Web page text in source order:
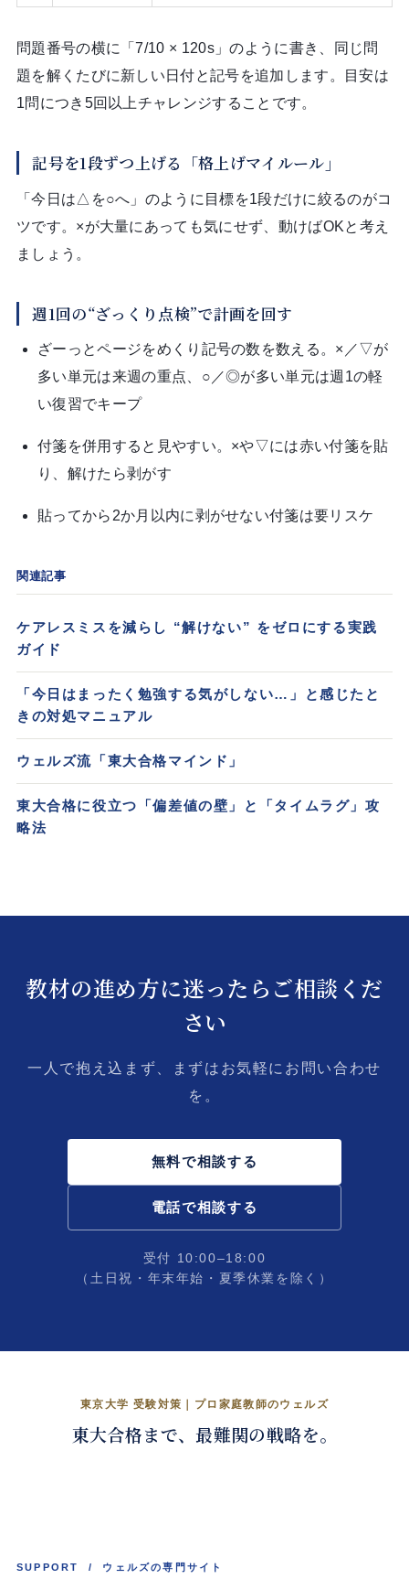
問題番号の横に「7/10 × 120s」のように書き、同じ問
題を解くたびに新しい日付と記号を追加します。目安は
1問につき5回以上チャレンジすることです。
記号を1段ずつ上げる「格上げマイルール」
「今日は△を○へ」のように目標を1段だけに絞るのがコ
ツです。×が大量にあっても気にせず、動けばOKと考え
ましょう。
週1回の“ざっくり点検”で計画を回す
ざーっとページをめくり記号の数を数える。×／▽が
多い単元は来週の重点、○／◎が多い単元は週1の軽
い復習でキープ
付箋を併用すると見やすい。×や▽には赤い付箋を貼
り、解けたら剥がす
貼ってから2か月以内に剥がせない付箋は要リスケ
関連記事
ケアレスミスを減らし “解けない” をゼロにする実践
ガイド
「今日はまったく勉強する気がしない…」と感じたと
きの対処マニュアル
ウェルズ流「東大合格マインド」
東大合格に役立つ「偏差値の壁」と「タイムラグ」攻
略法
教材の進め方に迷ったらご相談くだ
さい
一人で抱え込まず、まずはお気軽にお問い合わせ
を。
無料で相談する
電話で相談する
受付 10:00–18:00
（土日祝・年末年始・夏季休業を除く）
東京大学 受験対策｜プロ家庭教師のウェルズ
東大合格まで、最難関の戦略を。
東大合格を、戦略的に。
くわしく見る →
SUPPORT / ウェルズの専門サイト